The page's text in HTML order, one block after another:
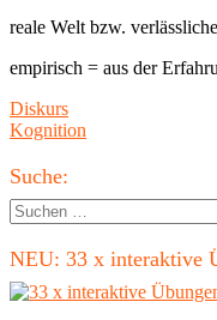
reale Welt bzw.
empirisch = aus der
Vorheriger
Beitrag:
Diskurs
Nächster
Kognition
Haupt-
Seitenleiste
Suche:
Suchen
nach:
NEU: 33 x interaktive